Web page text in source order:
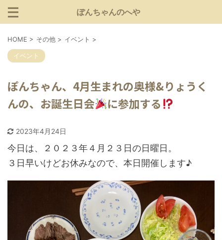
ぽんちゃんのへや
HOME > その他 > イベント >
イベント
ぽんちゃん、4月生まれの奥様&りょうく
んの、お誕生日会
に参加する
2023年4月24日
今日は、２０２３年４月２３日の日曜日。
３日早いけどお休みなので、本日開催します♪